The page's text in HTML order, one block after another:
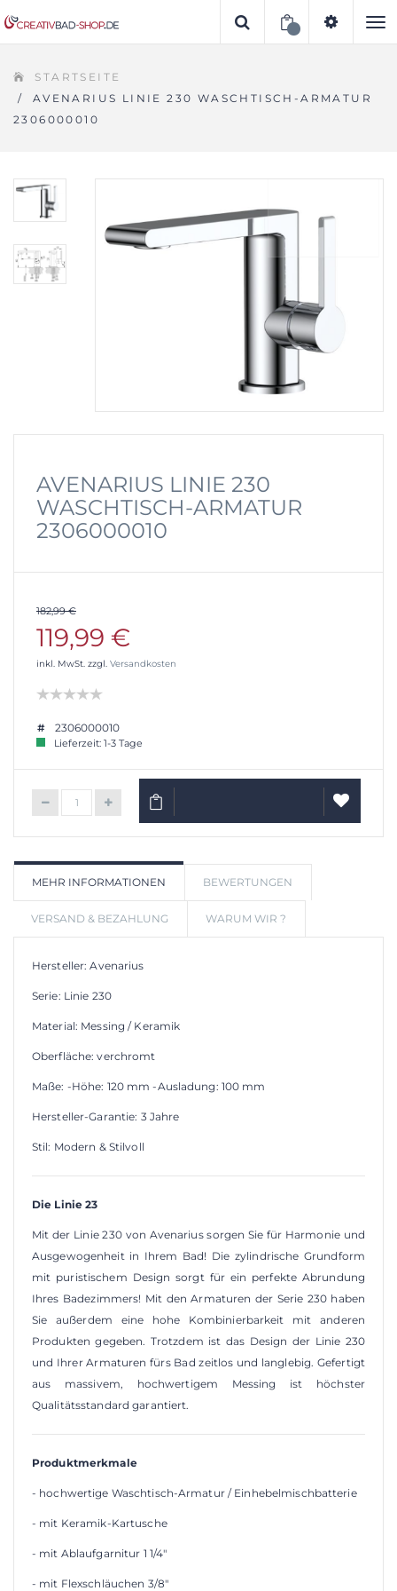
STARTSEITE
/
AVENARIUS LINIE 230 WASCHTISCH-ARMATUR
2306000010
AVENARIUS LINIE 230
WASCHTISCH-ARMATUR
2306000010
182,99 €
119,99 €
inkl. MwSt. zzgl. Versandkosten
2306000010
Lieferzeit: 1-3 Tage
IN DEN WARENKORB
MEHR INFORMATIONEN BEWERTUNGEN
VERSAND & BEZAHLUNG WARUM WIR ?
Hersteller: Avenarius
Serie: Linie 230
Material: Messing / Keramik
Oberfläche: verchromt
Maße: -Höhe: 120 mm -Ausladung: 100 mm
Hersteller-Garantie: 3 Jahre
Stil: Modern & Stilvoll
Die Linie 23
Mit der Linie 230 von Avenarius sorgen Sie für Harmonie und
Ausgewogenheit in Ihrem Bad! Die zylindrische Grundform
mit puristischem Design sorgt für ein perfekte Abrundung
Ihres Badezimmers! Mit den Armaturen der Serie 230 haben
Sie außerdem eine hohe Kombinierbarkeit mit anderen
Produkten gegeben. Trotzdem ist das Design der Linie 230
und Ihrer Armaturen fürs Bad zeitlos und langlebig. Gefertigt
aus massivem, hochwertigem Messing ist höchster
Qualitätsstandard garantiert.
Produktmerkmale
- hochwertige Waschtisch-Armatur / Einhebelmischbatterie
- mit Keramik-Kartusche
- mit Ablaufgarnitur 1 1/4"
- mit Flexschläuchen 3/8"